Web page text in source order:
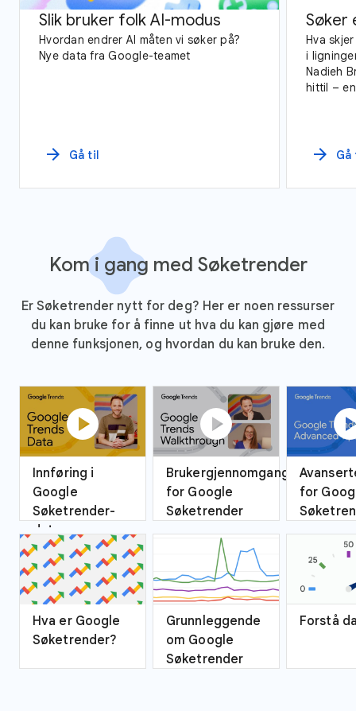
Slik bruker folk AI-modus
Hvordan endrer AI måten vi søker på?
Nye data fra Google-teamet
arrow_forward Gå til
Søker
Hva
i
Nadieh
hittil –
arrow_forward
Kom i gang med Søketrender
Er Søketrender nytt for deg? Her er noen ressurser
du kan bruke for å finne ut hva du kan gjøre med
denne funksjonen, og hvordan du kan bruke den.
play_circle
Innføring i
Google
Søketrender-
data
play_circle
Brukergjennomgang
for Google
Søketrender
for
Hva er Google
Søketrender?
Grunnleggende
om Google
Søketrender
Forstå